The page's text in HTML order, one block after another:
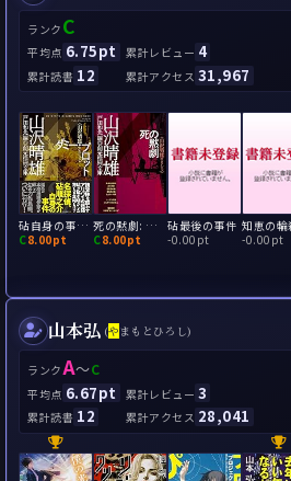
ランク C
平均点 6.75pt 累計レビュー 4
累計読書 12 累計アクセス 31,967
砧自身の事件 ダミー・プロット
C8.00pt
死の黙劇: 山沢晴雄セレクション
C8.00pt
砧最後の事件
-0.00pt
-0.00pt
山本弘 (やまもとひろし)
ランクA～C
平均点 6.67pt 累計レビュー 3
累計読書 12 累計アクセス 28,041